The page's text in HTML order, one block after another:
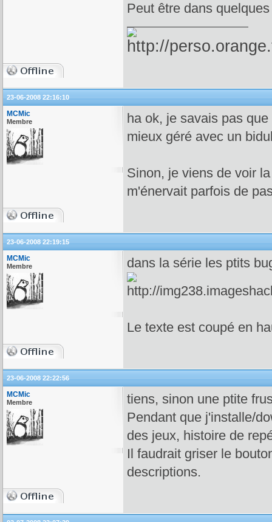
Peut être dans
23-06-2008 22:16:10
MCMic
Membre
ha ok, je savais pas
mieux géré avec un
Sinon, je viens de voir
m'énervait parfois de
23-06-2008 22:19:15
MCMic
Membre dans la série les ptits
Le texte est coupé en
23-06-2008 22:22:56
MCMic
Membre
tiens, sinon une ptite
Pendant que j'installe/
des jeux, histoire de
Il faudrait griser le
descriptions.